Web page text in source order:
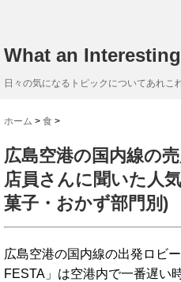
What an
日々の気になるトピックについてあれこ
ホーム > 食 >
広島空港の国内線の
店員さんに聞いた人
菓子・おかず部門別)
広島空港の国内線の出発ロビ
FESTA」は空港内で一番遅い